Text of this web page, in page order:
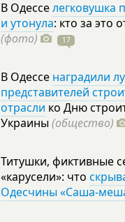
В Одесселегковушка
и утонула: кто за это
(фото)
17
В Одессе наградили
представителей
отрасли ко Дню
Украины (общество)
Титушки, фиктивные
«карусели»: что
Одесчины «Саша-